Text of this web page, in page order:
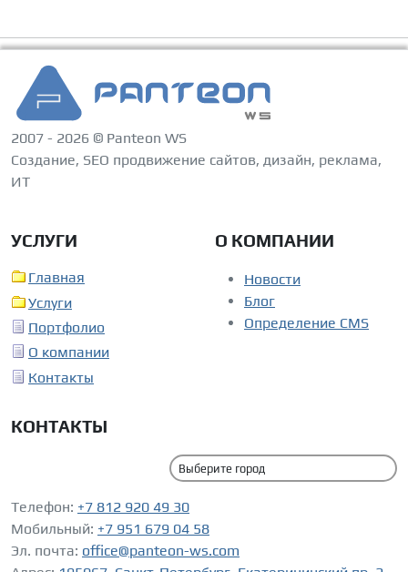
2007 - 2026 © Panteon WS
Создание, SEO продвижение сайтов, дизайн, реклама,
ИТ
УСЛУГИ
Главная
Услуги
Портфолио
О компании
Контакты
О КОМПАНИИ
Новости
Блог
Определение CMS
КОНТАКТЫ
Телефон: +7 812 920 49 30
Мобильный: +7 951 679 04 58
Эл. почта: office@panteon-ws.com